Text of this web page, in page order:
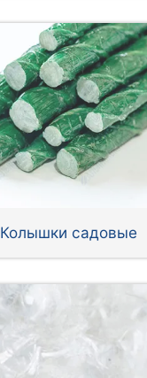
Колышки садовые